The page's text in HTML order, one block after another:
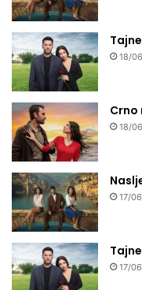
18/
Crno
18/
17/
17/